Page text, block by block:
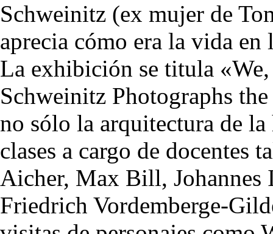
Schweinitz (ex mujer de
aprecia cómo era la vida en
La exhibición se titula
Schweinitz Photographs
no sólo la arquitectura de
clases a cargo de docentes
Aicher, Max Bill, Johannes
Friedrich Vordemberge-